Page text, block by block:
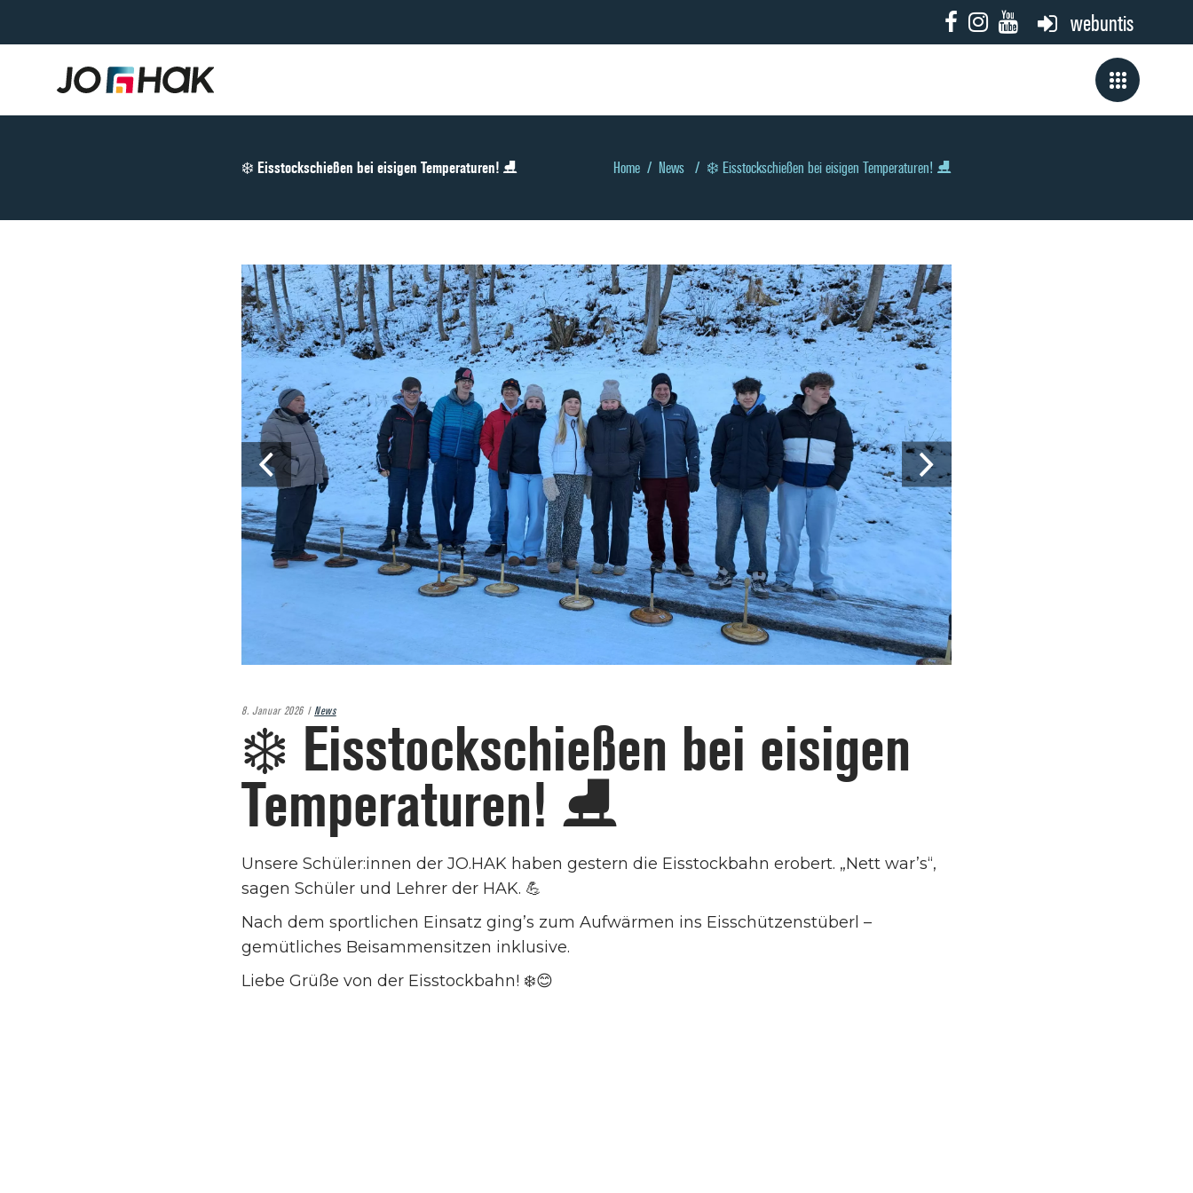
webuntis
❄️ Eisstockschießen bei eisigen Temperaturen! ⛸️ Home / News / ❄️ Eisstockschießen bei eisigen Temperaturen! ⛸️
8. Januar 2026 News
❄️ Eisstockschießen bei eisigen
Temperaturen! ⛸️
Unsere Schüler:innen der JO.HAK haben gestern die Eisstockbahn erobert. „Nett war’s“,
sagen Schüler und Lehrer der HAK. 💪
Nach dem sportlichen Einsatz ging’s zum Aufwärmen ins Eisschützenstüberl –
gemütliches Beisammensitzen inklusive.
Liebe Grüße von der Eisstockbahn! ❄️😊